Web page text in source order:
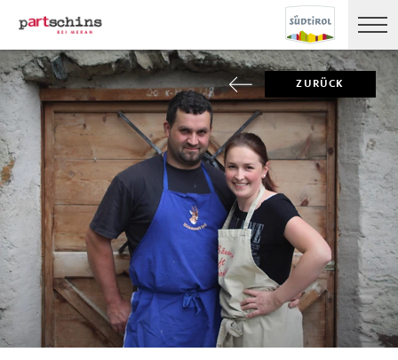
ZURÜCK